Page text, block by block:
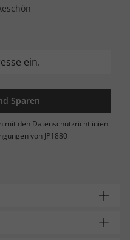
Sparen
mit den Datenschutzrichtlinien
von JP1880